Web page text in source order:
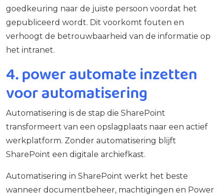
goedkeuring naar de juiste persoon voordat het
gepubliceerd wordt. Dit voorkomt fouten en
verhoogt de betrouwbaarheid van de informatie op
het intranet.
4. power automate inzetten
voor automatisering
Automatisering is de stap die SharePoint
transformeert van een opslagplaats naar een actief
werkplatform. Zonder automatisering blijft
SharePoint een digitale archiefkast.
Automatisering in SharePoint werkt het beste
wanneer documentbeheer, machtigingen en Power